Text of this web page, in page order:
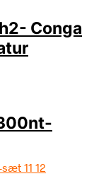
Conga